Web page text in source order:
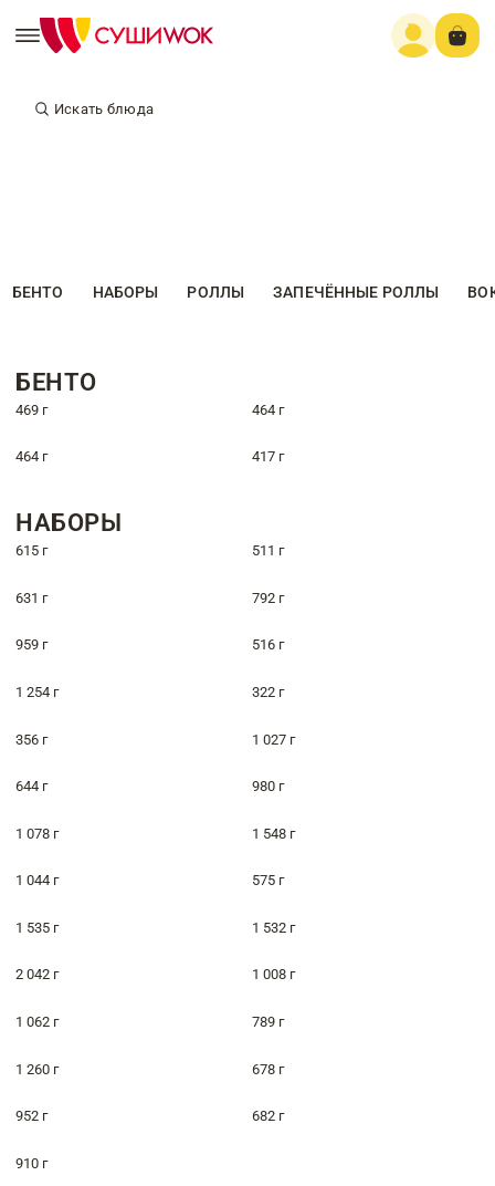
Искать блюда
БЕНТО НАБОРЫ РОЛЛЫ ЗАПЕЧЁННЫЕ РОЛЛЫ
БЕНТО
469 г 464 г
464 г 417 г
НАБОРЫ
615 г 511 г
631 г 792 г
959 г 516 г
1 254 г 322 г
356 г 1 027 г
644 г 980 г
1 078 г 1 548 г
1 044 г 575 г
1 535 г 1 532 г
2 042 г 1 008 г
1 062 г 789 г
1 260 г 678 г
952 г 682 г
910 г